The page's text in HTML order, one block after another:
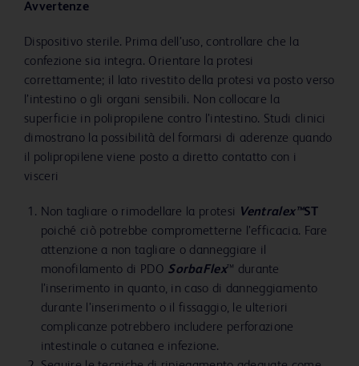
Avvertenze
Dispositivo sterile. Prima dell’uso, controllare che la
confezione sia integra. Orientare la protesi
correttamente; il lato rivestito della protesi va posto verso
l’intestino o gli organi sensibili. Non collocare la
superficie in polipropilene contro l’intestino. Studi clinici
dimostrano la possibilità del formarsi di aderenze quando
il polipropilene viene posto a diretto contatto con i
visceri
Non tagliare o rimodellare la protesi Ventralex™ST
poiché ciò potrebbe comprometterne l’efficacia. Fare
attenzione a non tagliare o danneggiare il
monofilamento di PDO SorbaFlex™ durante
l’inserimento in quanto, in caso di danneggiamento
durante l’inserimento o il fissaggio, le ulteriori
complicanze potrebbero includere perforazione
intestinale o cutanea e infezione.